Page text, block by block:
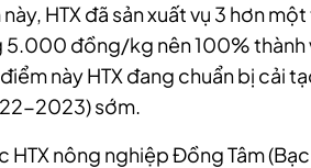
HTX đã sản xuất vụ 3 hơn
5.000 đồng/kg nên 100% thành
này HTX đang chuẩn bị cải
2023) sớm.
HTX nông nghiệp Đồng Tâm